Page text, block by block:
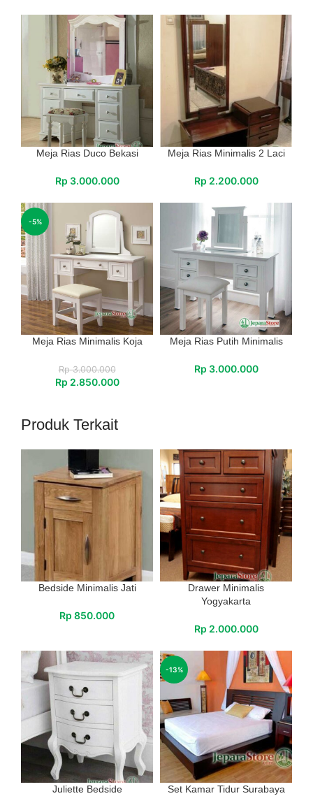
Meja Rias Duco Bekasi
Rp 3.000.000
Meja Rias Minimalis 2 Laci
Rp 2.200.000
-5%
Meja Rias Minimalis Koja
Rp3.000.000
Rp 2.850.000
Meja Rias Putih Minimalis
Rp 3.000.000
Produk Terkait
Bedside Minimalis Jati
Rp 850.000
Drawer Minimalis
Yogyakarta
Rp 2.000.000
Juliette Bedside
-13%
Set Kamar Tidur Surabaya